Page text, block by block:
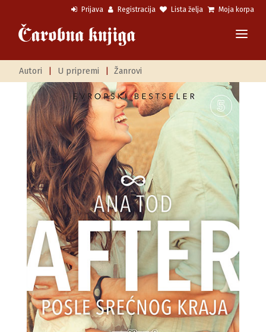
Prijava Registracija Lista želja Moja korpa
Autori U pripremi Žanrovi